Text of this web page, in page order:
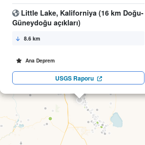
Little Lake, Kaliforniya (16 km Doğu-
Güneydoğu açıkları)
8.6 km
Ana Deprem
USGS Raporu